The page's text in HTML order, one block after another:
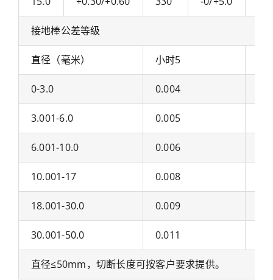
接地棒公差等级
直径（毫米） 小时5
0-3.0 0.004
3.001-6.0 0.005
6.001-10.0 0.006
10.001-17 0.008
18.001-30.0 0.009
30.001-50.0 0.011
直径≤50mm，切断长度可按客户要求提供。